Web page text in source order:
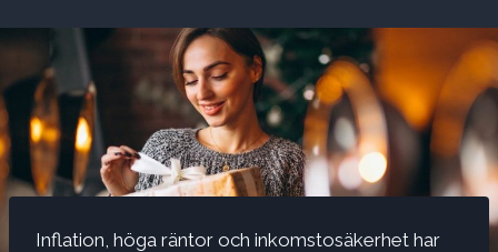
Inflation, höga räntor och inkomstosäkerhet har